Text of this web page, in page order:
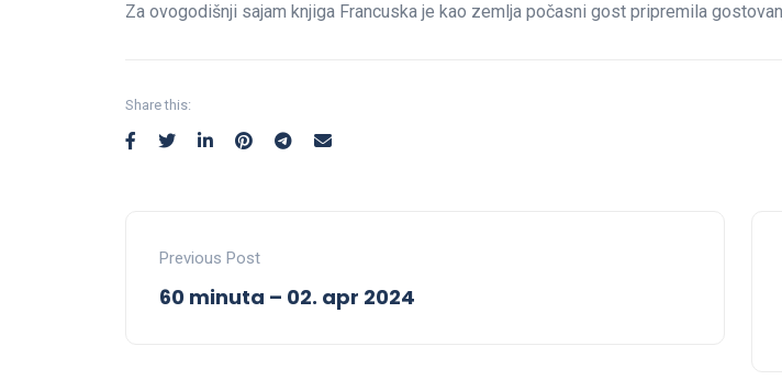
Za ovogodišnji sajam knjiga Francuska je kao zemlja počasni gost pripremila
Share this:
Previous Post
60 minuta – 02. apr 2024